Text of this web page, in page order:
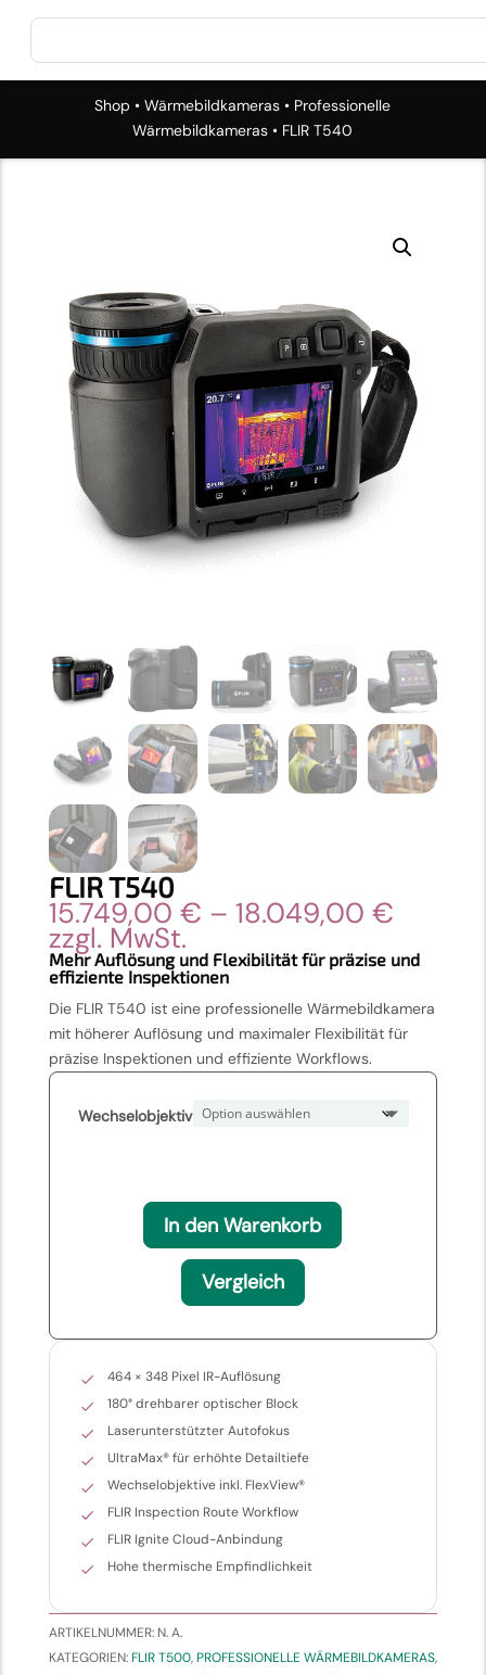
Shop •Wärmebildkameras • Professionelle
Wärmebildkameras • FLIR T540
FLIR T540
15.749,00 € – 18.049,00 €
bis
zzgl. MwSt.
Mehr Auflösung und Flexibilität für präzise und
effiziente Inspektionen
Die FLIR T540 ist eine professionelle Wärmebildkamera
mit höherer Auflösung und maximaler Flexibilität für
präzise Inspektionen und effiziente Workflows.
Wechselobjektiv
In den Warenkorb
Vergleich
464 × 348 Pixel IR-Auflösung
180° drehbarer optischer Block
Laserunterstützter Autofokus
UltraMax® für erhöhte Detailtiefe
Wechselobjektive inkl. FlexView®
FLIR Inspection Route Workflow
FLIR Ignite Cloud-Anbindung
Hohe thermische Empfindlichkeit
ARTIKELNUMMER: N. A.
KATEGORIEN:FLIR T500,PROFESSIONELLE WÄRMEBILDKAMERAS,